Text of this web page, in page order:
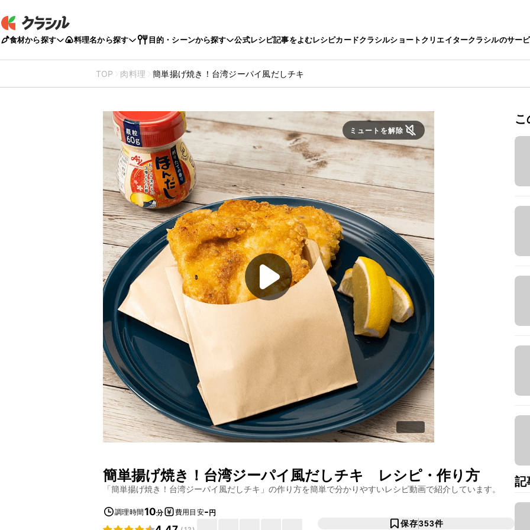
食材から探す 料理名から探す 目的・シーンから探す 公式レシピ記事をよむレシピカードクラシルショートクリエイタークラシルのサー
TOP 肉料理 簡単揚げ焼き！台湾ジーパイ風だしチキ
ミュートを解除
簡単揚げ焼き！台湾ジーパイ風だしチキ レシピ・作り方
「簡単揚げ焼き！台湾ジーパイ風だしチキ 」の作り方を簡単で分かりやすいレシピ動画で紹介しています。
調理時間10分 費用目安-円
保存353件
記